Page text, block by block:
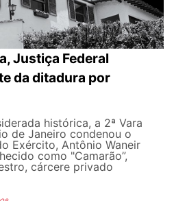
Justiça Federal
da ditadura por
histórica, a 2ª Vara
de Janeiro condenou o
Exército, Antônio Waneir
como "Camarão”,
cárcere privado